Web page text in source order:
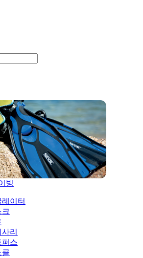
빙
레이터
크
리
퍼스
클